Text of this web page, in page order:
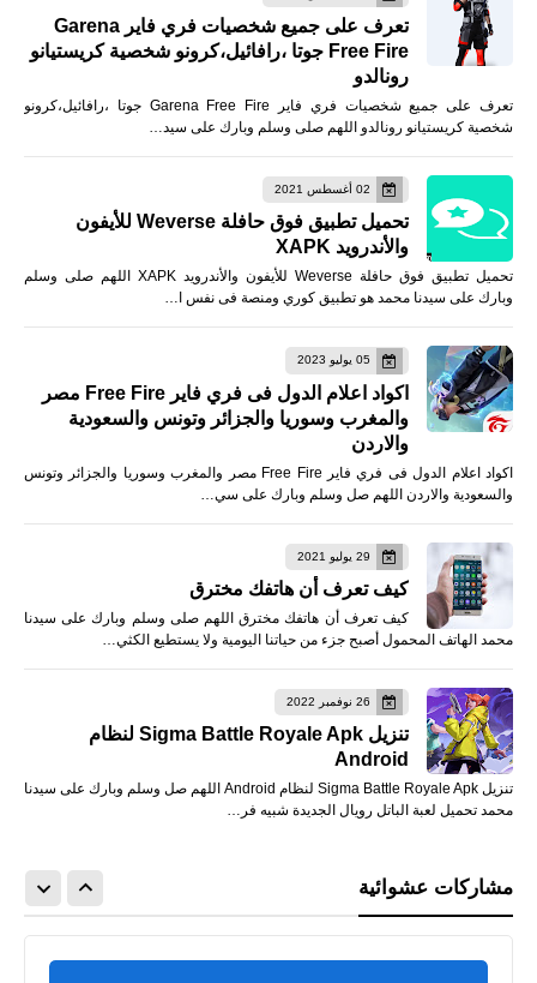
تعرف على جميع شخصيات فري فاير Garena
Free Fire جوتا ،رافائيل،كرونو شخصية كريستيانو
رونالدو
تعرف على جميع شخصيات فري فاير Garena Free Fire جوتا ،رافائيل،كرونو
شخصية كريستيانو رونالدو اللهم صلى وسلم وبارك على سيد…
02 أغسطس 2021
تحميل تطبيق فوق حافلة Weverse للأيفون
والأندرويد XAPK
تحميل تطبيق فوق حافلة Weverse للأيفون والأندرويد XAPK اللهم صلى وسلم
وبارك على سيدنا محمد هو تطبيق كوري ومنصة فى نفس ا…
05 يوليو 2023
اكواد اعلام الدول فى فري فاير Free Fire مصر
والمغرب وسوريا والجزائر وتونس والسعودية
والاردن
اكواد اعلام الدول فى فري فاير Free Fire مصر والمغرب وسوريا والجزائر وتونس
والسعودية والاردن اللهم صل وسلم وبارك على سي…
29 يوليو 2021
كيف تعرف أن هاتفك مخترق
كيف تعرف أن هاتفك مخترق اللهم صلى وسلم وبارك على سيدنا
محمد الهاتف المحمول أصبح جزء من حياتنا اليومية ولا يستطيع الكثي…
26 نوفمبر 2022
تنزيل Sigma Battle Royale Apk لنظام
Android
تنزيل Sigma Battle Royale Apk لنظام Android اللهم صل وسلم وبارك على سيدنا
محمد تحميل لعبة الباتل رويال الجديدة شبيه فر…
مشاركات عشوائية